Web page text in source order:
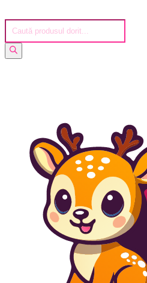
search